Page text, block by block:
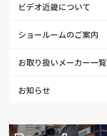
ビデオ近畿について
ショールームのご案内
お取り扱いメーカー一覧
お知らせ